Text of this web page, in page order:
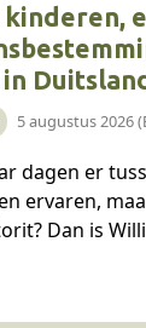
Duitsland
5 augustus 2026
dagen er
ervaren,
Dan is